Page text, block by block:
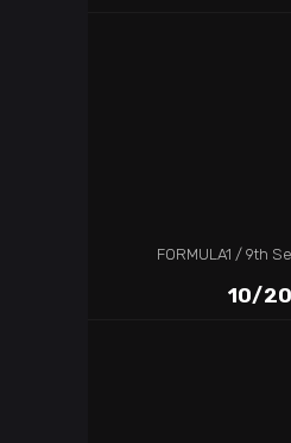
FORMULA1 9th
10/20